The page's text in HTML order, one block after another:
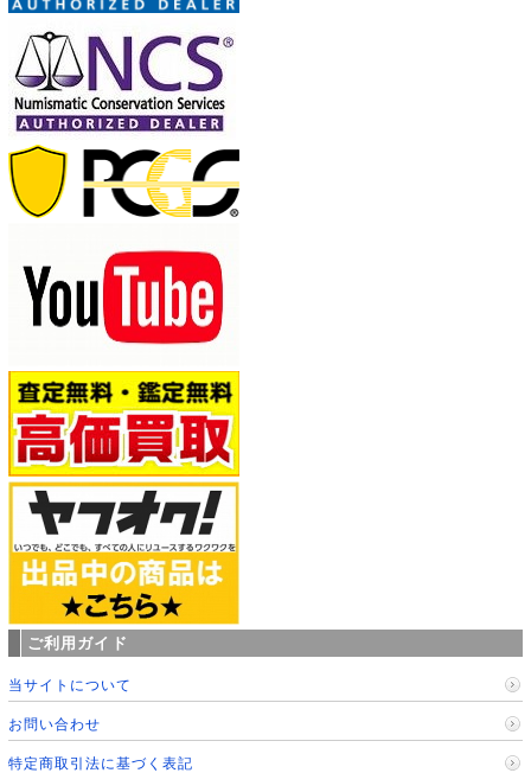
ご利用ガイド
当サイトについて
お問い合わせ
特定商取引法に基づく表記